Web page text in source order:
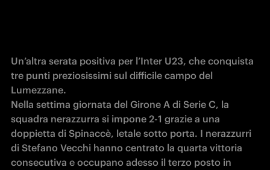
Un’altra serata positiva per l’Inter U23, che conquista
tre punti preziosissimi sul difficile campo del
Lumezzane.
Nella settima giornata del Girone A di Serie C, la
squadra nerazzurra si impone 2-1 grazie a una
doppietta di Spinaccè, letale sotto porta. I nerazzurri
di Stefano Vecchi hanno centrato la quarta vittoria
consecutiva e occupano adesso il terzo posto in